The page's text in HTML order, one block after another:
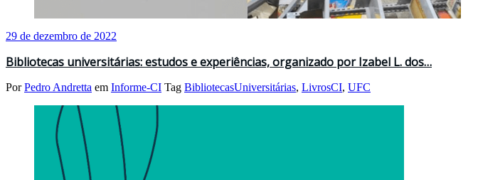
29 de dezembro de 2022
Bibliotecas universitárias: estudos e experiências, organizado por Izabel L. dos…
PorPedro Andretta em Informe-CI Tag BibliotecasUniversitárias, LivrosCI, UFC